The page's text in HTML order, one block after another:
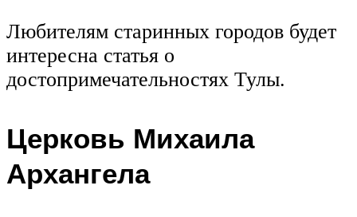
Любителям старинных городов будет
интересна статья о
достопримечательностях Тулы.
Церковь Михаила
Архангела